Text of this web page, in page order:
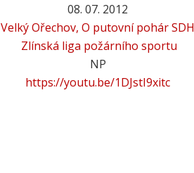
08. 07. 2012
Velký Ořechov, O putovní pohár SDH
Zlínská liga požárního sportu
NP
https://youtu.be/1DJstI9xitc